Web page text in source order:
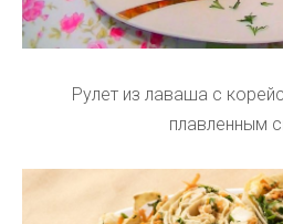
Рулет из лаваша с
плавленным